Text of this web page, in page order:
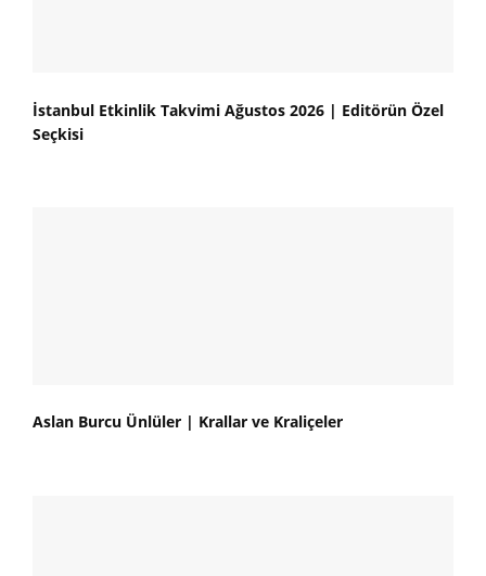
İstanbul Etkinlik Takvimi Ağustos 2026 | Editörün Özel
Seçkisi
Aslan Burcu Ünlüler | Krallar ve Kraliçeler